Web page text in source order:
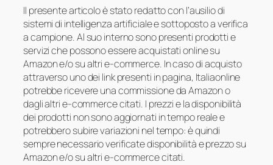
Il presente articolo è stato redatto con l’ausilio di
sistemi di intelligenza artificiale e sottoposto a verifica
a campione. Al suo interno sono presenti prodotti e
servizi che possono essere acquistati online su
Amazon e/o su altri e-commerce. In caso di acquisto
attraverso uno dei link presenti in pagina, Italiaonline
potrebbe ricevere una commissione da Amazon o
dagli altri e-commerce citati. I prezzi e la disponibilità
dei prodotti non sono aggiornati in tempo reale e
potrebbero subire variazioni nel tempo: è quindi
sempre necessario verificate disponibilità e prezzo su
Amazon e/o su altri e-commerce citati.